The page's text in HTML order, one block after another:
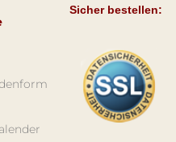
Sicher bestellen: